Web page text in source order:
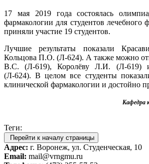
17 мая 2019 года состоялась
фармакологии для студентов лечебного
приняли участие 19 студентов.
Лучшие результаты показали
Кольцова П.О. (Л-624). А также можно
В.С. (Л-619), Королёву Л.И. (Л-619)
(Л-624). В целом все студенты
клинической фармакологии и достойно
Кафедра
Теги:
Перейти к началу страницы
Адрес: г. Воронеж, ул. Студенческая, 10
Email: mail@vrngmu.ru